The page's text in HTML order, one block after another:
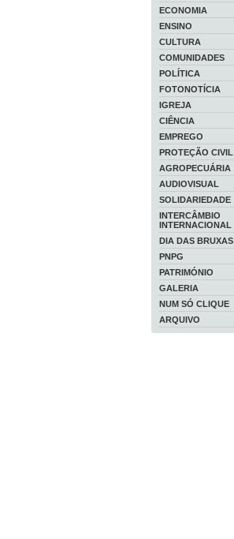
ECONOMIA
ENSINO
CULTURA
COMUNIDADES
POLÍTICA
FOTONOTÍCIA
IGREJA
CIÊNCIA
EMPREGO
PROTEÇÃO CIVIL
AGROPECUÁRIA
AUDIOVISUAL
SOLIDARIEDADE
INTERCÂMBIO
INTERNACIONAL
DIA DAS BRUXAS
PNPG
PATRIMÓNIO
GALERIA
NUM SÓ CLIQUE
ARQUIVO